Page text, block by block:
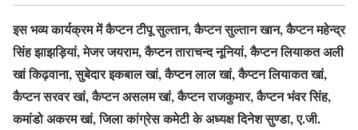
इस भव्य कार्यक्रम में कैप्टन टीपू सुल्तान, कैप्टन सुल्तान खान, कैप्टन महेन्द्र
सिंह झाझड़ियां, मेजर जयराम, कैप्टन ताराचन्द नूनियां, कैप्टन लियाकत अली
खां किढ़वाना, सुबेदार इकबाल खां, कैप्टन लाल खां, कैप्टन लियाकत खां,
कैप्टन सरवर खां, कैप्टन असलम खां, कैप्टन राजकुमार, कैप्टन भंवर सिंह,
कमांडो अकरम खां, जिला कांग्रेस कमेटी के अध्यक्ष दिनेश सुण्डा, ए.जी.